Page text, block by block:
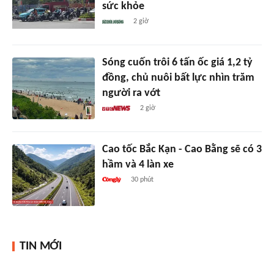
sức khỏe
2 giờ
Sóng cuốn trôi 6 tấn ốc giá 1,2 tỷ
đồng, chủ nuôi bất lực nhìn trăm
người ra vớt
2 giờ
Cao tốc Bắc Kạn - Cao Bằng sẽ có 3
hầm và 4 làn xe
30 phút
TIN MỚI